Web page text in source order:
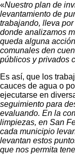
«Nuestro plan de
levantamiento de
trabajando, lleva
donde analizamos
queda alguna
comunales den
públicos y privados
Es así, que los
cauces de agua o
ejecutarse en
seguimiento para
evaluando. En la
limpiezas, en San
cada municipio
levantan estos
que nos permita